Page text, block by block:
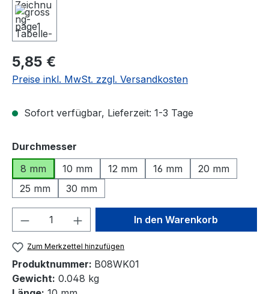
Regulärer Preis:
5,85 €
Preise inkl. MwSt. zzgl. Versandkosten
Sofort verfügbar, Lieferzeit: 1-3 Tage
Durchmesser
8 mm
10 mm 12 mm 16 mm
20 mm
25 mm
30 mm
Produkt Anzahl: Gib denIn den Warenkorb
Zum Merkzettel hinzufügen
Produktnummer: B08WK01
Gewicht: 0.048 kg